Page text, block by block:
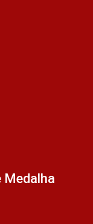
Medalha